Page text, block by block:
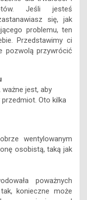
Jeśli jesteś
się, jak
problemu, ten
Przedstawimy ci
pozwolą przywrócić
jest, aby
Oto kilka
wentylowanym
osobistą, taką jak
poważnych
konieczne może